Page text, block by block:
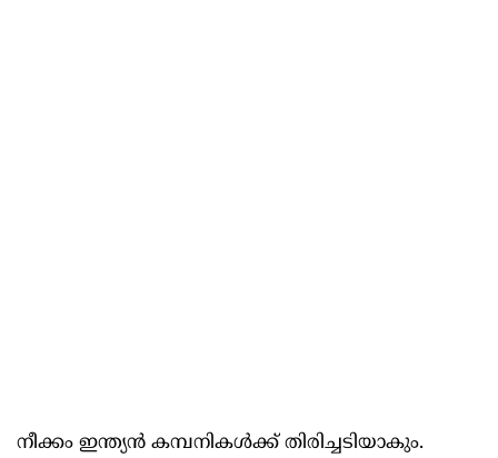
നീക്കം ഇന്ത്യന്‍ കമ്പനികള്‍ക്ക് തിരിച്ചടിയാകും.